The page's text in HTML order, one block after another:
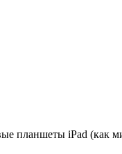
планшеты iPad